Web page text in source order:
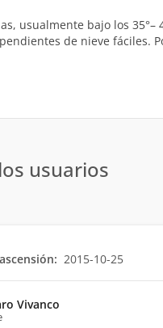
usualmente bajo los
de nieve fáciles.
usuarios
2015-10-25
Vivanco